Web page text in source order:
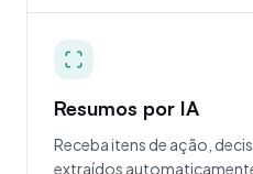
Resumos por IA
Receba itens de ação,
extraídos